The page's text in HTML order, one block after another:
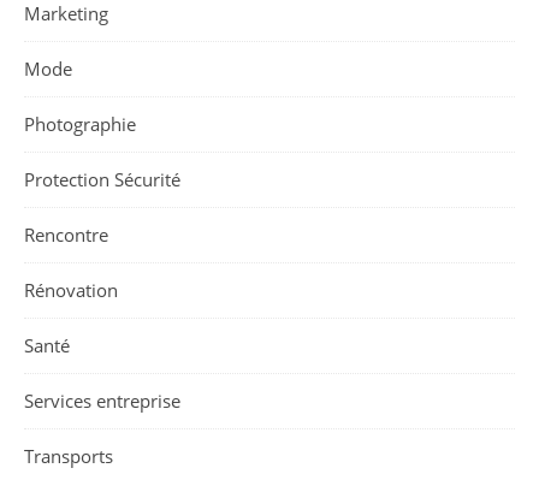
Marketing
Mode
Photographie
Protection Sécurité
Rencontre
Rénovation
Santé
Services entreprise
Transports